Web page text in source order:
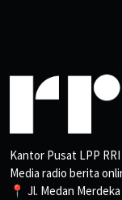
Kantor Pusat LPP RRI
Media radio berita
📍 Jl. Medan